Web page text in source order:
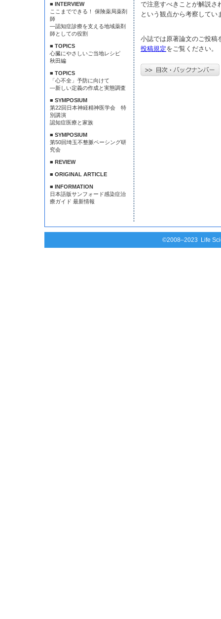
■ INTERVIEW
ここまでできる！ 保険薬局薬剤
師
—認知症診療を支える地域薬剤
師としての役割
■ TOPICS
心臓にやさしいご当地レシピ
秋田編
■ TOPICS
「心不全」予防に向けて
—新しい定義の作成と実態調査
■ SYMPOSIUM
第22回日本神経精神医学会 特
別講演
認知症医療と家族
■ SYMPOSIUM
第50回埼玉不整脈ペーシング研
究会
■ REVIEW
■ ORIGINAL ARTICLE
■ INFORMATION
日本語版サンフォード感染症治
療ガイド 最新情報
で注意すべきことが解説さ
という観点から考察してい
小誌では原著論文のご投稿
投稿規定をご覧ください。
©2008–2023 Life